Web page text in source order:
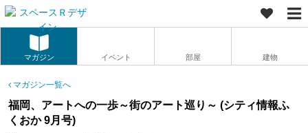
マガジン イベント 部屋 建物
マガジン一覧へ
福岡、アートへの一歩～街のアート巡り～ (シティ情報ふ
くおか 9月号)